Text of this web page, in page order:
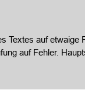
Textes auf
auf Fehler.